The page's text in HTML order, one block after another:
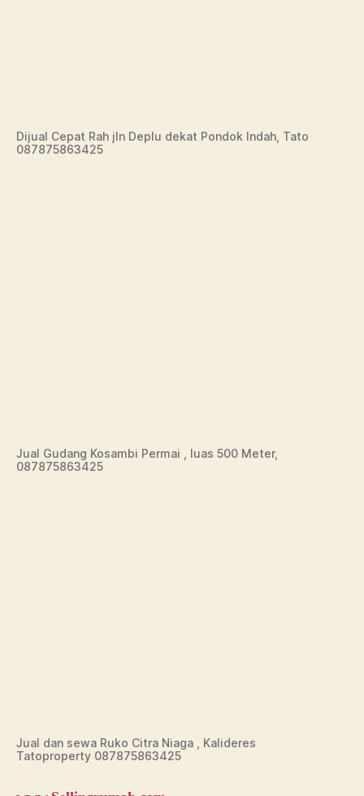
Dijual Cepat Rah jln Deplu dekat Pondok Indah, Tato
087875863425
Jual Gudang Kosambi Permai , luas 500 Meter,
087875863425
Jual dan sewa Ruko Citra Niaga , Kalideres
Tatoproperty 087875863425